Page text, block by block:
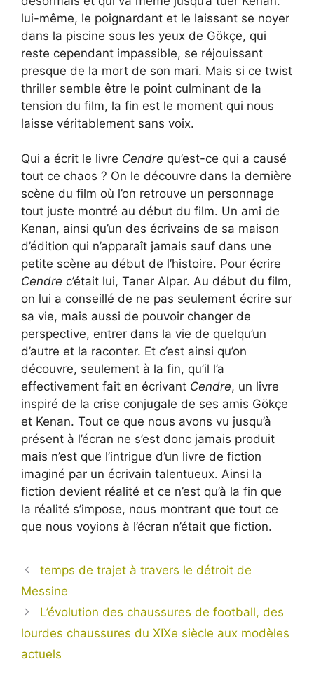
lui-même, le poignardant et le laissant se noyer
dans la piscine sous les yeux de Gökçe, qui
reste cependant impassible, se réjouissant
presque de la mort de son mari. Mais si ce twist
thriller semble être le point culminant de la
tension du film, la fin est le moment qui nous
laisse véritablement sans voix.
Qui a écrit le livre Cendre qu’est-ce qui a causé
tout ce chaos ? On le découvre dans la dernière
scène du film où l’on retrouve un personnage
tout juste montré au début du film. Un ami de
Kenan, ainsi qu’un des écrivains de sa maison
d’édition qui n’apparaît jamais sauf dans une
petite scène au début de l’histoire. Pour écrire
Cendre c’était lui, Taner Alpar. Au début du film,
on lui a conseillé de ne pas seulement écrire sur
sa vie, mais aussi de pouvoir changer de
perspective, entrer dans la vie de quelqu’un
d’autre et la raconter. Et c’est ainsi qu’on
découvre, seulement à la fin, qu’il l’a
effectivement fait en écrivant Cendre, un livre
inspiré de la crise conjugale de ses amis Gökçe
et Kenan. Tout ce que nous avons vu jusqu’à
présent à l’écran ne s’est donc jamais produit
mais n’est que l’intrigue d’un livre de fiction
imaginé par un écrivain talentueux. Ainsi la
fiction devient réalité et ce n’est qu’à la fin que
la réalité s’impose, nous montrant que tout ce
que nous voyions à l’écran n’était que fiction.
temps de trajet à travers le détroit de
Messine
L’évolution des chaussures de football, des
lourdes chaussures du XIXe siècle aux modèles
actuels